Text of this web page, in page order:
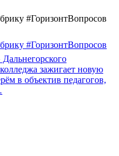
#ГоризонтВопросов
#ГоризонтВопросов
зажигает новую
в объектив педагогов,